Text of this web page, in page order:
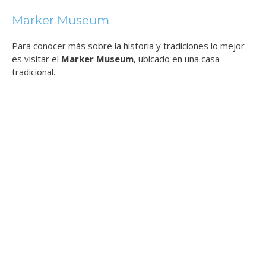
Marker Museum
Para conocer más sobre la historia y tradiciones lo mejor
es visitar el Marker Museum, ubicado en una casa
tradicional.